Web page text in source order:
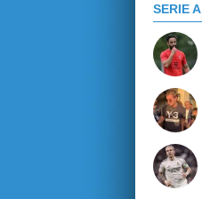
SERIE A